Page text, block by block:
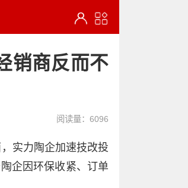
销商反而不
阅读量：6096
实力陶企加速技改投
企因环保收紧、订单